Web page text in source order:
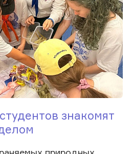
знакомят
природных